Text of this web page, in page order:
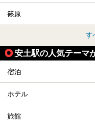
篠原
す
安土駅の人気テーマ
宿泊
ホテル
旅館